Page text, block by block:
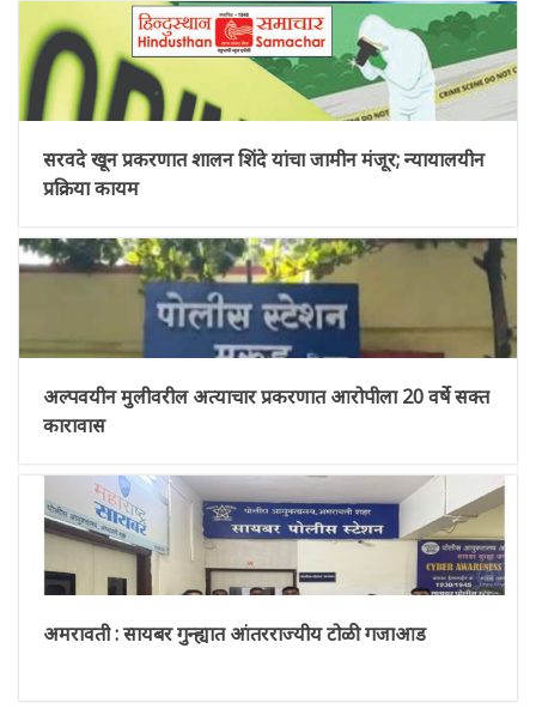
सरवदे खून प्रकरणात शालन शिंदे यांचा जामीन मंजूर; न्यायालयीन
प्रक्रिया कायम
अल्पवयीन मुलीवरील अत्याचार प्रकरणात आरोपीला 20 वर्षे सक्त
कारावास
अमरावती : सायबर गुन्ह्यात आंतरराज्यीय टोळी गजाआड